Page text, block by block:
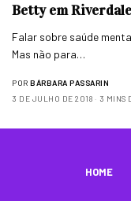
Betty em Riverdale
Falar sobre saúde
Mas não para…
POR BÁRBARA PASSARIN
3 DE JULHO DE 2018
3 MINS
HOME